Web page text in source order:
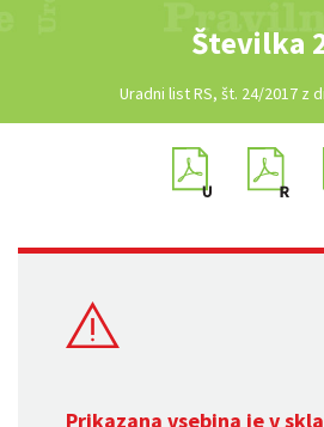
Številka
Uradni list RS, št. 24/2017 z
Prikazana vsebina je v